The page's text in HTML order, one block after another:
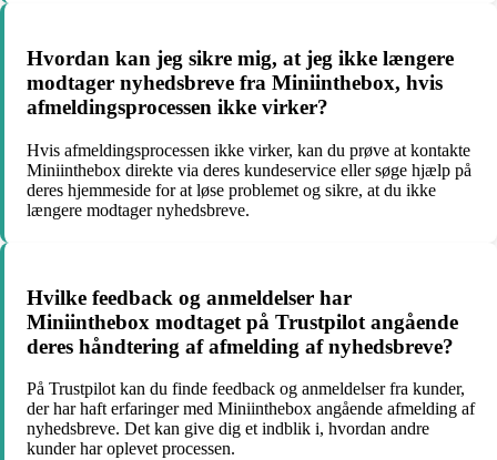
Hvordan kan jeg sikre mig, at jeg ikke længere
modtager nyhedsbreve fra Miniinthebox, hvis
afmeldingsprocessen ikke virker?
Hvis afmeldingsprocessen ikke virker, kan du prøve at kontakte
Miniinthebox direkte via deres kundeservice eller søge hjælp på
deres hjemmeside for at løse problemet og sikre, at du ikke
længere modtager nyhedsbreve.
Hvilke feedback og anmeldelser har
Miniinthebox modtaget på Trustpilot angående
deres håndtering af afmelding af nyhedsbreve?
På Trustpilot kan du finde feedback og anmeldelser fra kunder,
der har haft erfaringer med Miniinthebox angående afmelding af
nyhedsbreve. Det kan give dig et indblik i, hvordan andre
kunder har oplevet processen.